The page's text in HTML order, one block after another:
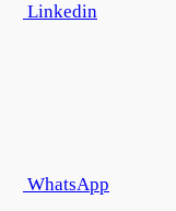
Linkedin
WhatsApp